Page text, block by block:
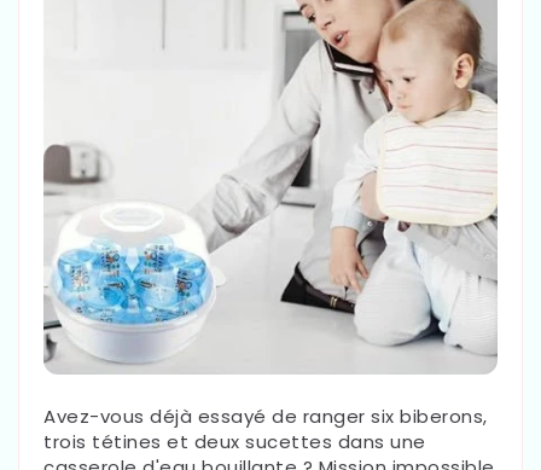
Avez-vous déjà essayé de ranger six biberons,
trois tétines et deux sucettes dans une